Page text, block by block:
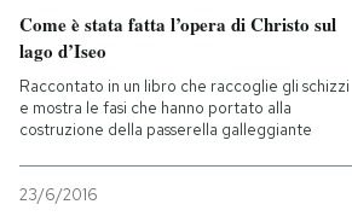
AREA PERSONALE
Entra
Come è stata fatta l’opera di Christo sul
lago d’Iseo
Raccontato in un libro che raccoglie gli schizzi
e mostra le fasi che hanno portato alla
costruzione della passerella galleggiante
23/6/2016